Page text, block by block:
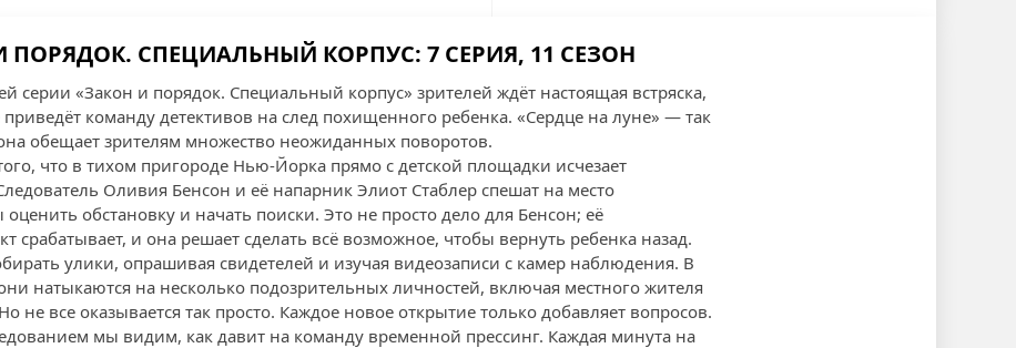
ПОРЯДОК. СПЕЦИАЛЬНЫЙ КОРПУС: 7 СЕРИЯ, 11 СЕЗОН
серии «Закон и порядок. Специальный корпус» зрителей ждёт настоящая встряска,
приведёт команду детективов на след похищенного ребенка. «Сердце на луне» — так
обещает зрителям множество неожиданных поворотов.
что в тихом пригороде Нью-Йорка прямо с детской площадки исчезает
Оливия Бенсон и её напарник Элиот Стаблер спешат на место
обстановку и начать поиски. Это не просто дело для Бенсон; её
срабатывает, и она решает сделать всё возможное, чтобы вернуть ребенка назад.
улики, опрашивая свидетелей и изучая видеозаписи с камер наблюдения. В
натыкаются на несколько подозрительных личностей, включая местного жителя
все оказывается так просто. Каждое новое открытие только добавляет вопросов.
мы видим, как давит на команду временной прессинг. Каждая минута на